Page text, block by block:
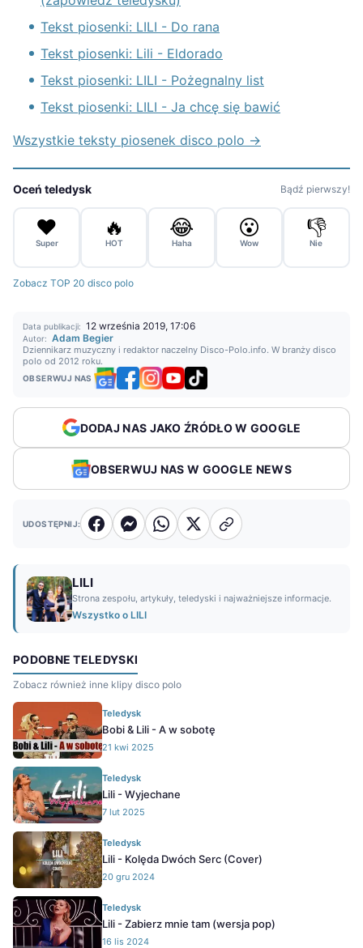
Tekst piosenki: LILI - Do rana
Tekst piosenki: Lili - Eldorado
Tekst piosenki: LILI - Pożegnalny list
Tekst piosenki: LILI - Ja chcę się bawić
Wszystkie teksty piosenek disco polo →
Oceń teledysk Bądź pierwszy!
❤️
Super
🔥
HOT
😂
Haha
😮
Wow
👎
Nie
Zobacz TOP 20 disco polo
Data publikacji: 12 września 2019, 17:06
Autor: Adam Begier
Dziennikarz muzyczny i redaktor naczelny Disco-Polo.info. W branży disco
polo od 2012 roku.
OBSERWUJ NAS
DODAJ NAS JAKO ŹRÓDŁO W GOOGLE
OBSERWUJ NAS W GOOGLE NEWS
UDOSTĘPNIJ:
LILI
Strona zespołu, artykuły, teledyski i najważniejsze informacje.
Wszystko o LILI
PODOBNE TELEDYSKI
Zobacz również inne klipy disco polo
Teledysk
Bobi & Lili - A w sobotę
21 kwi 2025
Teledysk
Lili - Wyjechane
7 lut 2025
Teledysk
Lili - Kolęda Dwóch Serc (Cover)
20 gru 2024
Teledysk
Lili - Zabierz mnie tam (wersja pop)
16 lis 2024